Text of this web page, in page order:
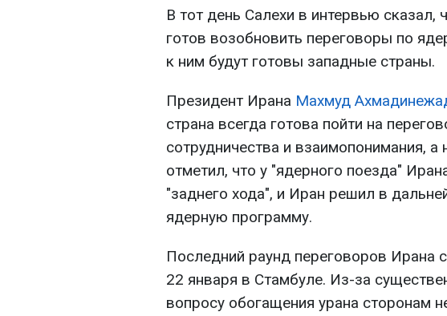
В тот день Салехи в интервью
готов возобновить переговоры по
к ним будут готовы западные страны.
Президент Ирана Махмуд
страна всегда готова пойти на
сотрудничества и взаимопонимания, а
отметил, что у "ядерного поезда"
"заднего хода", и Иран решил в
ядерную программу.
Последний раунд переговоров Ирана
22 января в Стамбуле. Из-за
вопросу обогащения урана сторонам